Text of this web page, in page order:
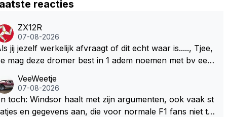
reacties
ZX12R
07-08-2026
jij jezelf werkelijk afvraagt of dit echt waar is....., Tjee,
mag deze dromer best in 1 adem noemen met bv een
uit eigen geest. Kan mij voorstellen dat je het leuk vindt
te luisteren maar heb jij jezelf dan ook wel een
afgevraagd of de dappere boswachter werkelijk Roodk
VeeWeetje
07-08-2026
toch: Windsor haalt met zijn argumenten, ook vaak st
en gegevens aan, die voor normale F1 fans niet te